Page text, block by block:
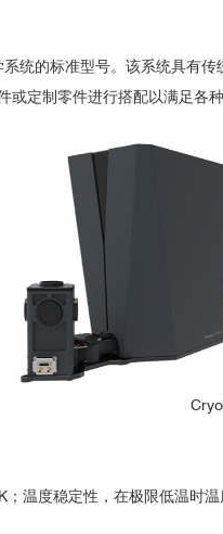
统的标准型号。该系统具有
或定制零件进行搭配以满足
；温度稳定性，在极限低温时
silicon carbide addressed by
in atomically thin
charged carriers and
of single photons from the
propagating surface
Bound Exciton
of Monolayer
in a van der Waals
Exciton Energy in Atomically
properties of GaAs
correlations associated
of a Topological Insulator
carrier densities in 2D
华大学
国科学技术大学
国科学技术大学
国科学技术大学
国科学技术大学
开大学
国科学技术大学
科院半导体所
科院半导体所